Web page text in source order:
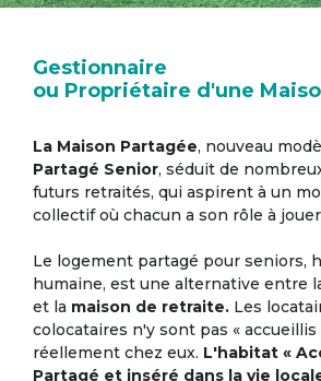
Gestionnaire
ou Propriétaire d'une
La Maison Partagée, nouveau
Partagé Senior, séduit de
futurs retraités, qui aspirent à un
collectif où chacun a son rôle à
Le logement partagé pour seniors,
humaine, est une alternative entre
et la maison de retraite. Les
colocataires n'y sont pas « accueillis
réellement chez eux. L'habitat «
Partagé et inséré dans la vie